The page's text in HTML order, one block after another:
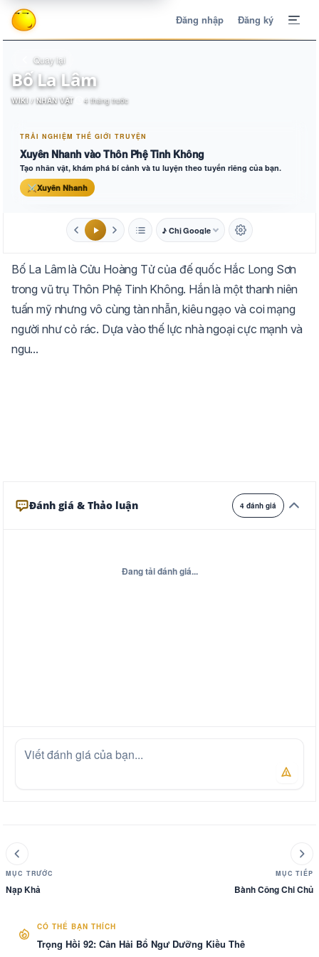
Đăng nhập Đăng ký
Quay lại
Bố La Lâm
WIKI / NHÂN VẬT 4 tháng trước
TRẢI NGHIỆM THẾ GIỚI TRUYỆN
Xuyên Nhanh vào Thôn Phệ Tinh Không
Tạo nhân vật, khám phá bí cảnh và tu luyện theo tuyến riêng của bạn.
⚔Xuyên Nhanh
♪ Chị Google
Trắng Ngà Vàng
Bố La Lâm là Cửu Hoàng Tử của đế quốc Hắc Long Sơn
trong vũ trụ Thôn Phệ Tinh Không. Hắn là một thanh niên
tuấn mỹ nhưng vô cùng tàn nhẫn, kiêu ngạo và coi mạng
người như cỏ rác. Dựa vào thế lực nhà ngoại cực mạnh và
ngu...
Đánh giá & Thảo luận 4 đánh giá
Đang tải đánh giá...
MỤC TRƯỚC
Nạp Khả
MỤC TIẾP
Bành Công Chi Chủ
CÓ THỂ BẠN THÍCH
Trọng Hồi 92: Cản Hải Bổ Ngư Dưỡng Kiều Thê